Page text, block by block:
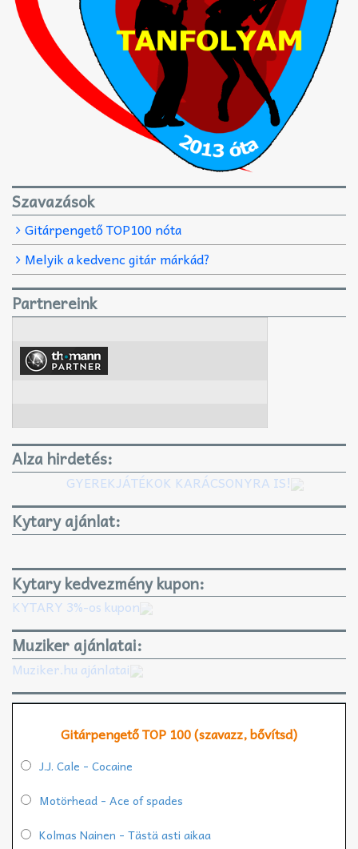
Szavazások
Gitárpengető TOP100 nóta
Melyik a kedvenc gitár márkád?
Partnereink
Alza hirdetés:
GYEREKJÁTÉKOK KARÁCSONYRA IS!
Kytary ajánlat:
Kytary kedvezmény kupon:
KYTARY 3%-os kupon
Muziker ajánlatai:
Muziker.hu ajánlatai
Gitárpengető TOP 100 (szavazz, bővítsd)
J.J. Cale - Cocaine
Motörhead - Ace of spades
Kolmas Nainen - Tästä asti aikaa